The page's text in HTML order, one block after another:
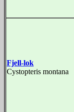
Fjell-lok
Cystopteris montana